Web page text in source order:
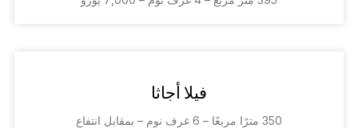
فيلا أجاثا
350 مترًا مربعًا – 6 غرف نوم – بمقابل انتفاع